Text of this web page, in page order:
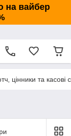
на вайбер
цінники та касові